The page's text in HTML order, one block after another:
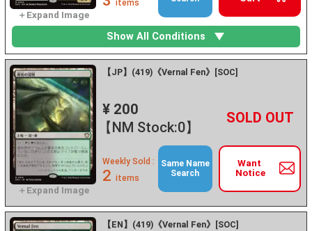
items
Show All Conditions
【JP】(419)《Vernal Fen》[SOC]
¥ 200
【NM Stock:0】
－ +
Want
Notice
Weekly Sold :
2 items
Same Name
Search
【EN】(419)《Vernal Fen》[SOC]